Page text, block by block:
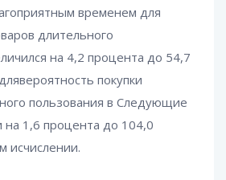
временем для
длительного
на 4,2 процента до 54,7
покупки
пользования в Следующие
на 1,6 процента до 104,0
исчислении.